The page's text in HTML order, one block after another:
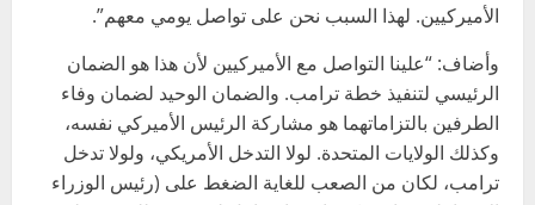
الأميركيين. لهذا السبب نحن على تواصل يومي معهم”.
وأضاف: “علينا التواصل مع الأميركيين لأن هذا هو الضمان
الرئيسي لتنفيذ خطة ترامب. والضمان الوحيد لضمان وفاء
الطرفين بالتزاماتهما هو مشاركة الرئيس الأميركي نفسه،
وكذلك الولايات المتحدة. لولا التدخل الأمريكي، ولولا تدخل
ترامب، لكان من الصعب للغاية الضغط على (رئيس الوزراء